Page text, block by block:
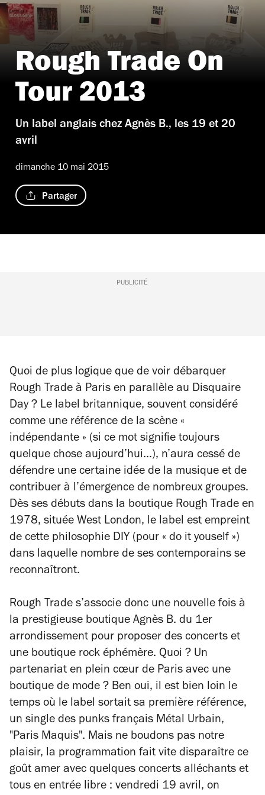
Rough Trade On
Tour 2013
Un label anglais chez Agnès B., les 19 et 20
avril
dimanche 10 mai 2015
Partager
PUBLICITÉ
Quoi de plus logique que de voir débarquer
Rough Trade à Paris en parallèle au Disquaire
Day ? Le label britannique, souvent considéré
comme une référence de la scène «
indépendante » (si ce mot signifie toujours
quelque chose aujourd’hui…), n’aura cessé de
défendre une certaine idée de la musique et de
contribuer à l’émergence de nombreux groupes.
Dès ses débuts dans la boutique Rough Trade en
1978, située West London, le label est empreint
de cette philosophie DIY (pour « do it youself »)
dans laquelle nombre de ses contemporains se
reconnaîtront.
Rough Trade s’associe donc une nouvelle fois à
la prestigieuse boutique Agnès B. du 1er
arrondissement pour proposer des concerts et
une boutique rock éphémère. Quoi ? Un
partenariat en plein cœur de Paris avec une
boutique de mode ? Ben oui, il est bien loin le
temps où le label sortait sa première référence,
un single des punks français Métal Urbain,
"Paris Maquis". Mais ne boudons pas notre
plaisir, la programmation fait vite disparaître ce
goût amer avec quelques concerts alléchants et
tous en entrée libre : vendredi 19 avril, on